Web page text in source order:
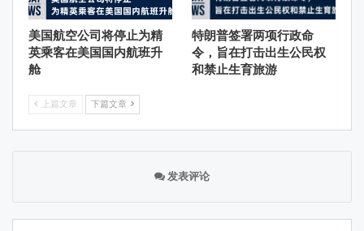
美国航空公司将停止为精
英乘客在美国国内航班升
舱
特朗普签署两项行政命
令，旨在打击出生公民权
和禁止生育旅游
上篇文章 下篇文章
发表评论